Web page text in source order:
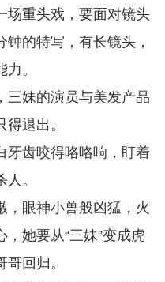
场重头戏，要面对镜头
的特写，有长镜头，
。
三妹的演员与美发产品
退出。
牙齿咬得咯咯响，盯着
。
，眼神小兽般凶猛，火
她要从“三妹”变成虎
回归。